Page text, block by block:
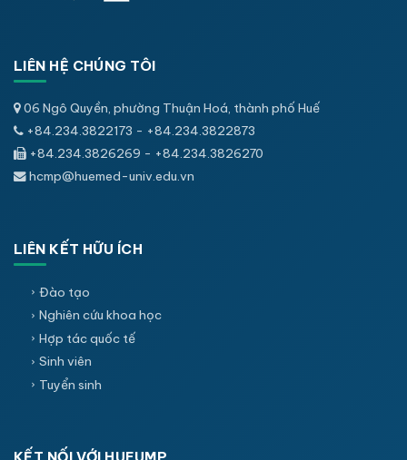
LIÊN HỆ CHÚNG TÔI
06 Ngô Quyền, phường Thuận Hoá, thành phố Huế
+84.234.3822173 - +84.234.3822873
+84.234.3826269 - +84.234.3826270
hcmp@huemed-univ.edu.vn
LIÊN KẾT HỮU ÍCH
Đào tạo
Nghiên cứu khoa học
Hợp tác quốc tế
Sinh viên
Tuyển sinh
KẾT NỐI VỚI HUEUMP